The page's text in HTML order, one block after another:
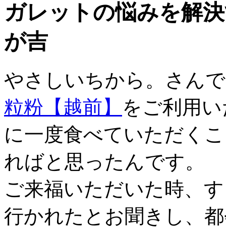
ガレットの悩みを解
が吉
やさしいちから。さん
粒粉【越前】 をご利用
に一度食べていただく
ればと思ったんです。
ご来福いただいた時、
行かれたとお聞きし、